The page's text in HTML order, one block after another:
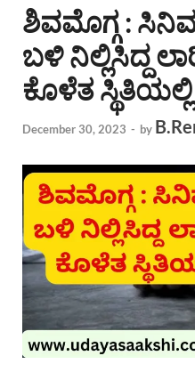
ಶಿವಮೊಗ್ಗ :
ಬಳಿ ನಿಲ್ಲಿಸಿದ್ದ
ಕೊಳೆತ
December 30, 2023 - by